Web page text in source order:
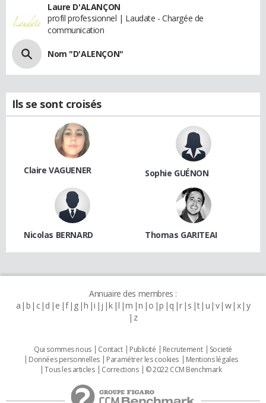
Laure D'ALANÇON
profil professionnel | Laudate - Chargée de
communication
Nom "D'ALENÇON"
Ils se sont croisés
Claire VAGUENER Sophie GUÉNON
Nicolas BERNARD Thomas GARITEAI
Annuaire des membres :
a b c d e f g h i j k l m n o p q r s t u v w x y
z
Qui sommes nous Contact Publicité Recrutement
Societé
Données personnelles
Paramétrer les cookies
Mentions légales
Tous les articles
Corrections © 2022 CCM Benchmark